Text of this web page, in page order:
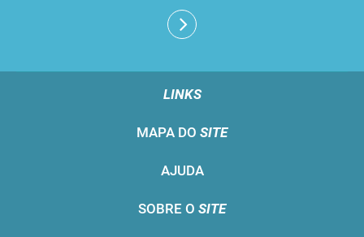
LINKS
MAPA DO SITE
AJUDA
SOBRE O SITE